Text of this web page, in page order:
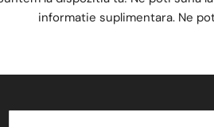
informatie suplimentara. Ne